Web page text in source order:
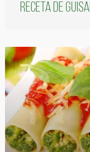
Receta de